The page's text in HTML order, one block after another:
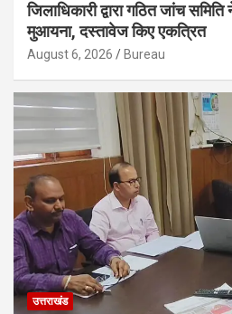
जिलाधिकारी द्वारा गठित जांच
मुआयना, दस्तावेज किए एकत्रित
August 6, 2026 Bureau
उत्तराखंड